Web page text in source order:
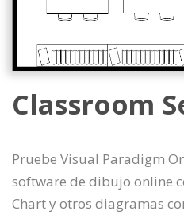
Classroom
Pruebe Visual Paradigm
software de dibujo online
Chart y otros diagramas